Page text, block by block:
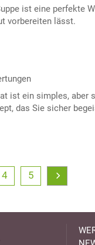
ist eine perfekte
vorbereiten lässt.
ist ein simples, aber
das Sie sicher
4 5